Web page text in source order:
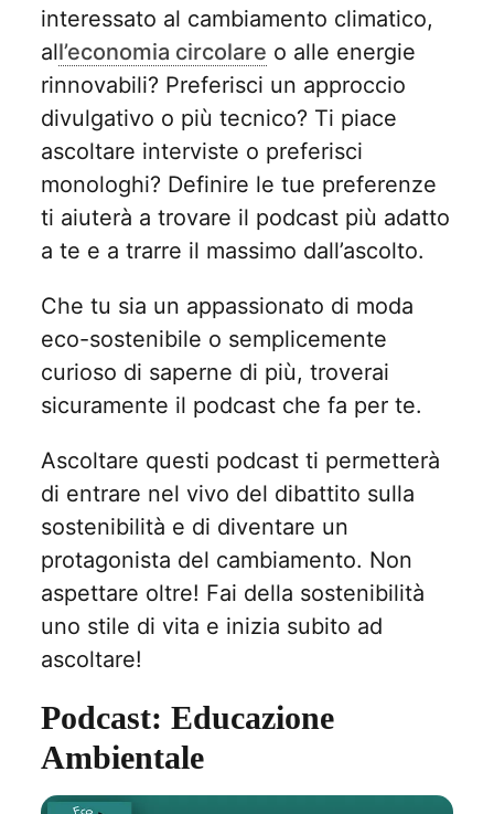
interessato al cambiamento climatico,
all’economia circolare o alle energie
rinnovabili? Preferisci un approccio
divulgativo o più tecnico? Ti piace
ascoltare interviste o preferisci
monologhi? Definire le tue preferenze
ti aiuterà a trovare il podcast più adatto
a te e a trarre il massimo dall’ascolto.
Che tu sia un appassionato di moda
eco-sostenibile o semplicemente
curioso di saperne di più, troverai
sicuramente il podcast che fa per te.
Ascoltare questi podcast ti permetterà
di entrare nel vivo del dibattito sulla
sostenibilità e di diventare un
protagonista del cambiamento. Non
aspettare oltre! Fai della sostenibilità
uno stile di vita e inizia subito ad
ascoltare!
Podcast: Educazione
Ambientale